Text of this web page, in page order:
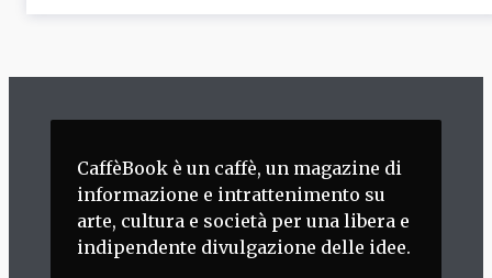
CaffèBook è un caffè, un magazine di
informazione e intrattenimento su
arte, cultura e società per una libera e
indipendente divulgazione delle idee.